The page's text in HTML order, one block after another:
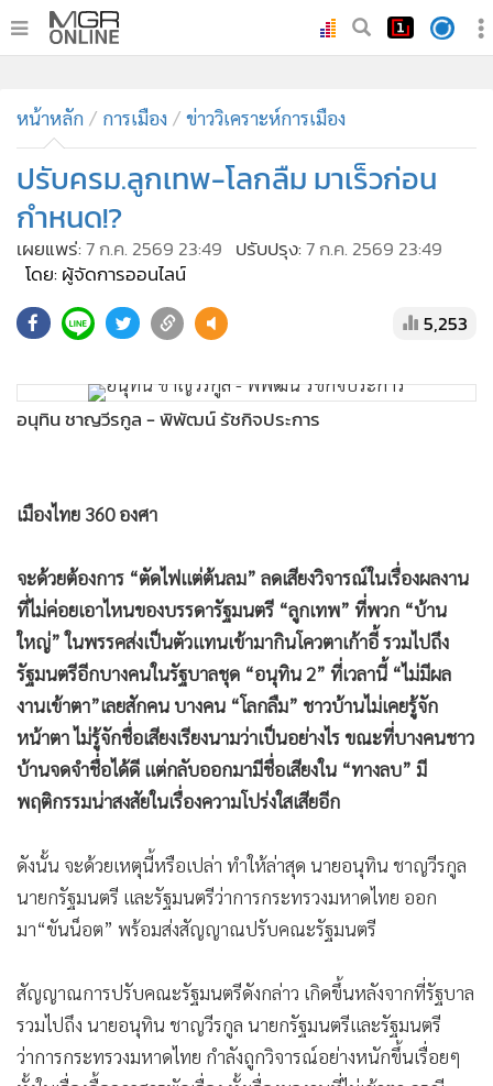
• ทันเหตุการณ์
• ภาคใต้
• ภูมิภาค
• Online Section
• บันเทิง
ผู้จัดการรายวัน
• คอลัมนิสต์
• CbizReview
• Cyber BIZ
• Green Innovation & SD
Management & HR
• MGR Live
•
Infographic
• การเมือง
• ท่องเที่ยว
• กีฬา
• ต่างประเทศ
• Special Scoop
• จีน
• ชุมชน-คุณภาพชีวิต
• อาชญากรรม
• เกม
• วิทยาศาสตร์
• SMEs
หน้าหลัก การเมือง ข่าววิเคราะห์การเมือง
ปรับครม.ลูกเทพ-โลกลืม มาเร็วก่อน
กำหนด!?
โดย: ผู้จัดการออนไลน์
เมืองไทย 360 องศา
จะด้วยต้องการ “ตัดไฟแต่ต้นลม” ลดเสียงวิจารณ์ในเรื่องผลงาน
ที่ไม่ค่อยเอาไหนของบรรดารัฐมนตรี “ลูกเทพ” ที่พวก “บ้าน
ใหญ่” ในพรรคส่งเป็นตัวแทนเข้ามากินโควตาเก้าอี้ รวมไปถึง
รัฐมนตรีอีกบางคนในรัฐบาลชุด “อนุทิน 2” ที่เวลานี้ “ไม่มีผล
หน้าตา ไม่รู้จักชื่อเสียงเรียงนามว่าเป็นอย่างไร ขณะที่บางคนชาว
บ้านจดจำชื่อได้ดี แต่กลับออกมามีชื่อเสียงใน “ทางลบ” มี
พฤติกรรมน่าสงสัยในเรื่องความโปร่งใสเสียอีก
ดังนั้น จะด้วยเหตุนี้หรือเปล่า ทำให้ล่าสุด นายอนุทิน ชาญวีรกูล
นายกรัฐมนตรี และรัฐมนตรีว่าการกระทรวงมหาดไทย ออก
มา“ขันน็อต” พร้อมส่งสัญญาณปรับคณะรัฐมนตรี